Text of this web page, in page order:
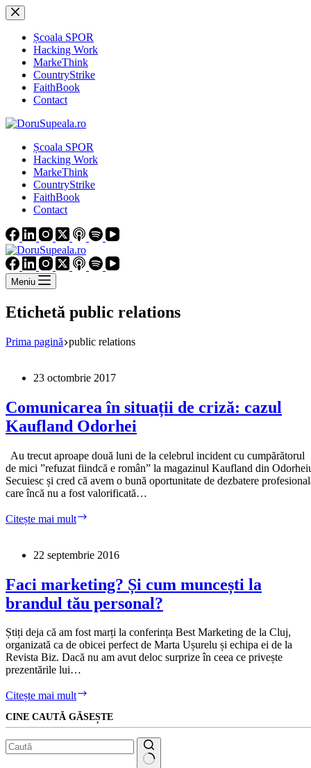
Sari
la
conținutȘcoala SPOR
Hacking Work
MarkeThink
CountryStrike
FaithBook
Contact
Școala SPOR
Hacking Work
MarkeThink
CountryStrike
FaithBook
Contact
Meniu
Etichetă public relations
Prima pagină public relations
23 octombrie 2017
Comunicarea în situații de criză: cazul
Kaufland Odorhei
Au trecut aproape două luni de la celebrul incident cu cumpărătorul
de mici ”refuzat fiindcă e român” la magazinul Kaufland din
Secuiesc și cred că avem o bună oportunitate de dezbatere
care încă nu a fost valorificată…
Citește mai mult
de
cazul
Kaufland
Odorhei
22 septembrie 2016
Faci marketing? Și cum muncești la
brandul tău personal?
Știți deja că am fost marți la conferința Best Marketing de la Cluj,
organizată ca de obicei perfect de Marta Ușurelu și echipa ei de la
Revista Biz. Dacă nu am avut deloc surprize în ceea ce privește
prezentările lui…
Citește mai mult
Și
cum
muncești
la
CINE CAUTĂ GĂSEȘTE